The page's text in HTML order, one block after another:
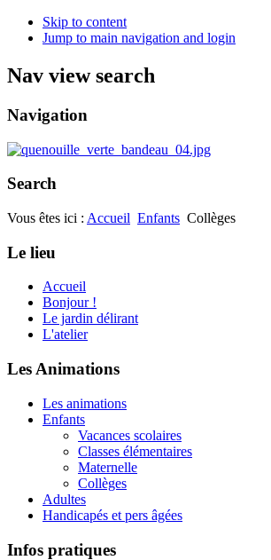
Skip to content
Jump to main navigation and login
Nav view search
Navigation
Search
Vous êtes ici : Accueil Enfants Collèges
Le lieu
Accueil
Bonjour !
Le jardin délirant
L'atelier
Les Animations
Les animations
Enfants
Vacances scolaires
Classes élémentaires
Maternelle
Collèges
Adultes
Handicapés et pers âgées
Infos pratiques